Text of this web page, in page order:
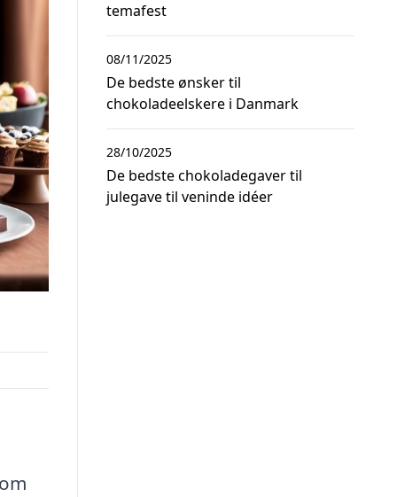
temafest
De bedste ønsker til
chokoladeelskere i Danmark
08/11/2025
De bedste chokoladegaver til
julegave til veninde idéer
28/10/2025